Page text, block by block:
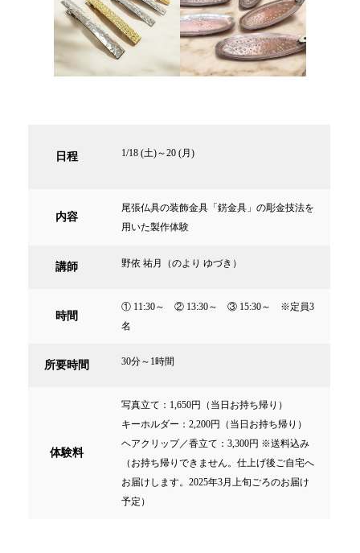
日程 1/18 (土)～20 (月)
内容
尾張仏具の装飾金具「錺金具」の彫金技法を
用いた製作体験
講師 野依 祐月（のより ゆづき）
時間
① 11:30～ ② 13:30～ ③ 15:30～ ※定員3
名
所要時間 30分～1時間
体験料
写真立て：1,650円（当日お持ち帰り）
キーホルダー：2,200円（当日お持ち帰り）
ヘアクリップ／香立て：3,300円 ※送料込み
（お持ち帰りできません。仕上げ後ご自宅へ
お届けします。2025年3月上旬ごろのお届け
予定）